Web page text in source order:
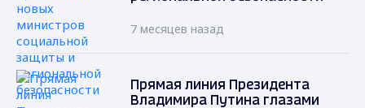
7 месяцев назад
Прямая линия Президента
Владимира Путина глазами